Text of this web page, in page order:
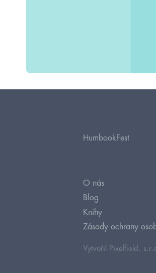
HumbookFest
O nás
Blog
Knihy
Zásady ochrany
Vytvořil Pixelfield,